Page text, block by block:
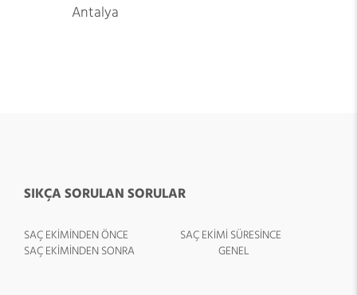
Antalya
SIKÇA SORULAN SORULAR
SAÇ EKİMİNDEN ÖNCE
SAÇ EKİMİ SÜRESİNCE
SAÇ EKİMİNDEN SONRA
GENEL